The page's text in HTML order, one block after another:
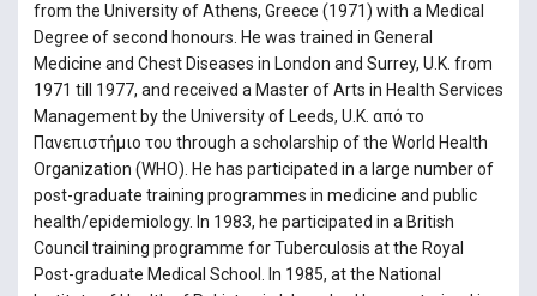
from the University of Athens, Greece (1971) with a Medical
Degree of second honours. He was trained in General
Medicine and Chest Diseases in London and Surrey, U.K. from
1971 till 1977, and received a Master of Arts in Health Services
Management by the University of Leeds, U.K. από το
Πανεπιστήμιο του through a scholarship of the World Health
Organization (WHO). He has participated in a large number of
post-graduate training programmes in medicine and public
health/epidemiology. In 1983, he participated in a British
Council training programme for Tuberculosis at the Royal
Post-graduate Medical School. In 1985, at the National